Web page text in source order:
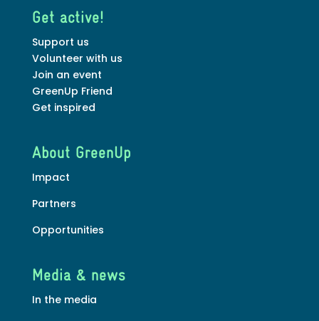
Get active!
Support us
Volunteer with us
Join an event
GreenUp Friend
Get inspired
About GreenUp
Impact
Partners
Opportunities
Media & news
In the media